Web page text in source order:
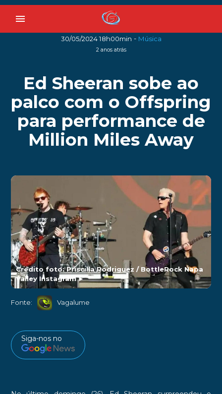
menu
30/05/2024 18h00min - Música
2 anos atrás
Ed Sheeran sobe ao
palco com o Offspring
para performance de
Million Miles Away
Crédito foto: Priscilla Rodriguez / BottleRock Napa
Valley Instagram►
Fonte: Vagalume
Siga-nos no